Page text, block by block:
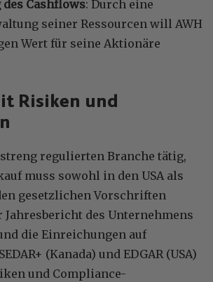
Cashflows: Durch eine
seiner Ressourcen will AWH
Wert für seine Aktionäre
Risiken und
regulierten Branche tätig,
muss sowohl in den USA als
gesetzlichen Vorschriften
Jahresbericht des Unternehmens
die Einreichungen auf
(Kanada) und EDGAR (USA)
und Compliance-